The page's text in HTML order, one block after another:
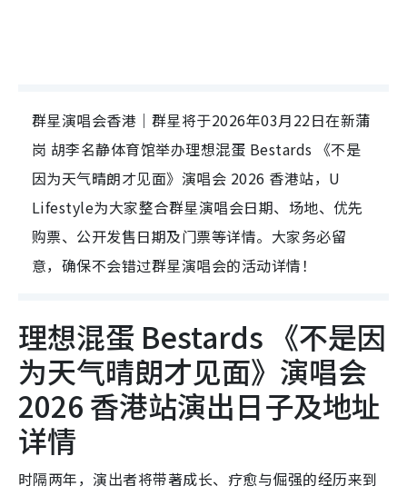
群星演唱会香港｜群星将于2026年03月22日在新蒲
岗 胡李名静体育馆举办理想混蛋 Bestards 《不是
因为天气晴朗才见面》演唱会 2026 香港站，U
Lifestyle为大家整合群星演唱会日期、场地、优先
购票、公开发售日期及门票等详情。大家务必留
意，确保不会错过群星演唱会的活动详情！
理想混蛋 Bestards 《不是因
为天气晴朗才见面》演唱会
2026 香港站演出日子及地址
详情
时隔两年，演出者将带著成长、疗愈与倔强的经历来到